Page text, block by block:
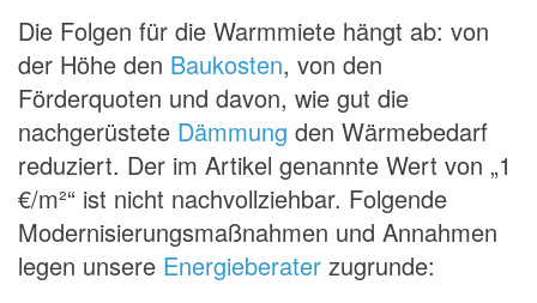
Die Folgen für die Warmmiete hängt ab: von
der Höhe den Baukosten, von den
Förderquoten und davon, wie gut die
nachgerüstete Dämmung den Wärmebedarf
reduziert. Der im Artikel genannte Wert von „1
€/m²“ ist nicht nachvollziehbar. Folgende
Modernisierungsmaßnahmen und Annahmen
legen unsere Energieberater zugrunde: